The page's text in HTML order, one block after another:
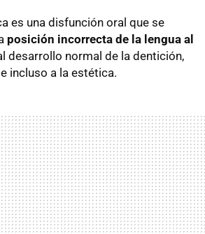
es una disfunción oral que se
posición incorrecta de la lengua al
desarrollo normal de la dentición,
incluso a la estética.